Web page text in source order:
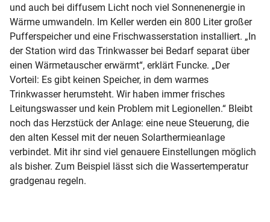
und auch bei diffusem Licht noch viel Sonnenenergie in
Wärme umwandeln. Im Keller werden ein 800 Liter großer
Pufferspeicher und eine Frischwasserstation installiert. „In
der Station wird das Trinkwasser bei Bedarf separat über
einen Wärmetauscher erwärmt“, erklärt Funcke. „Der
Vorteil: Es gibt keinen Speicher, in dem warmes
Trinkwasser herumsteht. Wir haben immer frisches
Leitungswasser und kein Problem mit Legionellen.“ Bleibt
noch das Herzstück der Anlage: eine neue Steuerung, die
den alten Kessel mit der neuen Solarthermieanlage
verbindet. Mit ihr sind viel genauere Einstellungen möglich
als bisher. Zum Beispiel lässt sich die Wassertemperatur
gradgenau regeln.